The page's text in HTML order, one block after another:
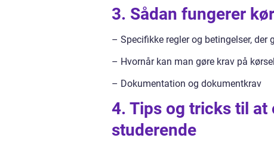
3. Sådan fungerer
– Specifikke regler og betingelser,
– Hvornår kan man gøre krav på
– Dokumentation og dokumentkrav
4. Tips og tricks til
studerende